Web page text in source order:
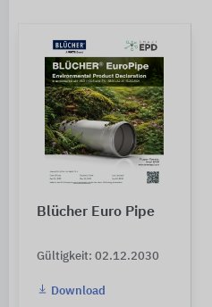
Blücher Euro Pipe
Gültigkeit: 02.12.2030
Download